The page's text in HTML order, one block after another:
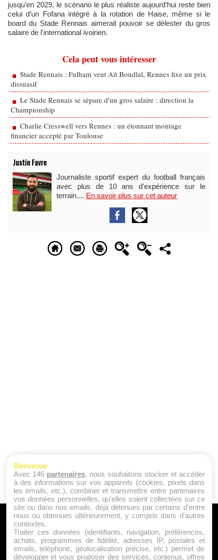
jusqu’en 2029, le scénario le plus réaliste aujourd’hui reste bien
celui d’un Fofana intégré à la rotation de Haise, même si le
board du Stade Rennais aimerait pouvoir se délester du gros
salaire de l'international ivoirien.
Cela peut vous intéresser
Stade Rennais : Fulham veut Aït Boudlal, Rennes fixe un prix
dissuasif
Le Stade Rennais se sépare d'un gros salaire : direction la
Championship
Charlie Cresswell vers Rennes : un étonnant montage
financier accepté par Toulouse
Justin Favre
Journaliste sportif expert du football français
avec plus de 10 ans d'expérience sur le
terrain.... En savoir plus sur cet auteur
A PROPOS
Qui sommes nous ?
Mentions Légales
Bienvenue
Avec 146 partenaires, nous souhaitons stocker et accéder
à des informations sur vos appareils (cookies, pixels dans
les emails, etc.), combiner et transmettre entre partenaires
vos données personnelles, qu'elles soient collectées sur ce
site ou dans nos emails, déjà détenues par certains d'entre
nous ou obtenues ultérieurement, y compris dans d'autres
contextes.
Traiter ces données (identifiants, navigation, préférences,
achats, programmes de fidélité, adresses IP, postales et
emails, téléphone, géolocalisation précise, etc.) permet de
développer et vous proposer des services, contenus, offres